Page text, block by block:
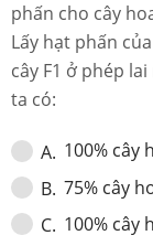
phấn cho cây
Lấy hạt phấn
cây F1 ở phép
ta có:
A. 100% cây
B. 75% cây
C. 100% cây